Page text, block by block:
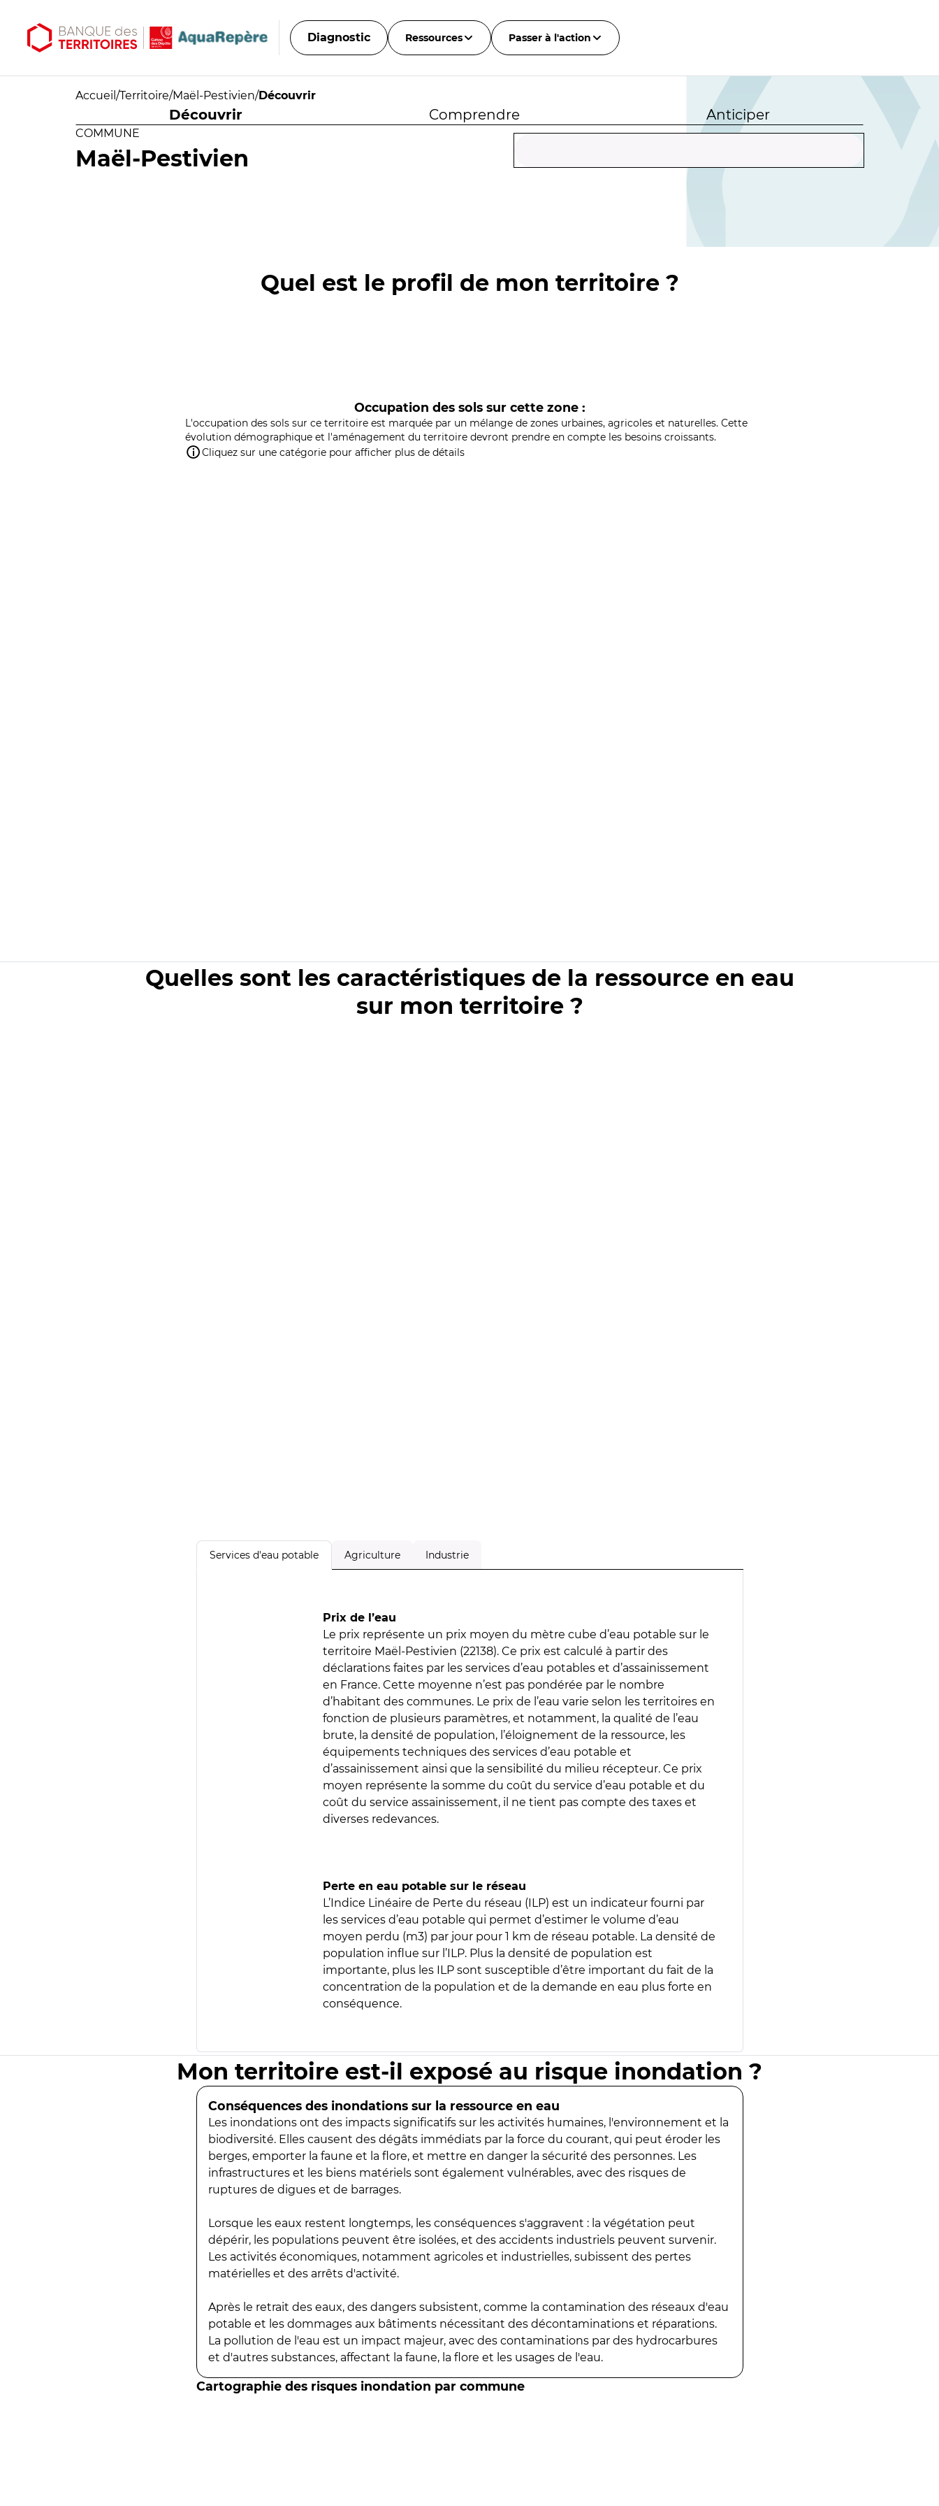
Diagnostic Ressources Passer à l'action
Accueil /Territoire/Maël-Pestivien/Découvrir
Découvrir Comprendre Anticiper
COMMUNE
Maël-Pestivien
Quel est le profil de mon territoire ?
Occupation des sols sur cette zone :
L'occupation des sols sur ce territoire est marquée par un mélange de zones urbaines, agricoles et naturelles. Cette
évolution démographique et l'aménagement du territoire devront prendre en compte les besoins croissants.
Cliquez sur une catégorie pour afficher plus de détails
Quelles sont les caractéristiques de la ressource en eau
sur mon territoire ?
Services d'eau potable Agriculture Industrie
Prix de l’eau
Le prix représente un prix moyen du mètre cube d’eau potable sur le
territoire Maël-Pestivien (22138). Ce prix est calculé à partir des
déclarations faites par les services d’eau potables et d’assainissement
en France. Cette moyenne n’est pas pondérée par le nombre
d’habitant des communes. Le prix de l’eau varie selon les territoires en
fonction de plusieurs paramètres, et notamment, la qualité de l’eau
brute, la densité de population, l’éloignement de la ressource, les
équipements techniques des services d’eau potable et
d’assainissement ainsi que la sensibilité du milieu récepteur. Ce prix
moyen représente la somme du coût du service d’eau potable et du
coût du service assainissement, il ne tient pas compte des taxes et
diverses redevances.
Perte en eau potable sur le réseau
L’Indice Linéaire de Perte du réseau (ILP) est un indicateur fourni par
les services d’eau potable qui permet d’estimer le volume d’eau
moyen perdu (m3) par jour pour 1 km de réseau potable. La densité de
population influe sur l’ILP. Plus la densité de population est
importante, plus les ILP sont susceptible d’être important du fait de la
concentration de la population et de la demande en eau plus forte en
conséquence.
Mon territoire est-il exposé au risque inondation ?
Conséquences des inondations sur la ressource en eau
Les inondations ont des impacts significatifs sur les activités humaines, l'environnement et la
biodiversité. Elles causent des dégâts immédiats par la force du courant, qui peut éroder les
berges, emporter la faune et la flore, et mettre en danger la sécurité des personnes. Les
infrastructures et les biens matériels sont également vulnérables, avec des risques de
ruptures de digues et de barrages.
Lorsque les eaux restent longtemps, les conséquences s'aggravent : la végétation peut
dépérir, les populations peuvent être isolées, et des accidents industriels peuvent survenir.
Les activités économiques, notamment agricoles et industrielles, subissent des pertes
matérielles et des arrêts d'activité.
Après le retrait des eaux, des dangers subsistent, comme la contamination des réseaux d'eau
potable et les dommages aux bâtiments nécessitant des décontaminations et réparations.
La pollution de l'eau est un impact majeur, avec des contaminations par des hydrocarbures
et d'autres substances, affectant la faune, la flore et les usages de l'eau.
Cartographie des risques inondation par commune